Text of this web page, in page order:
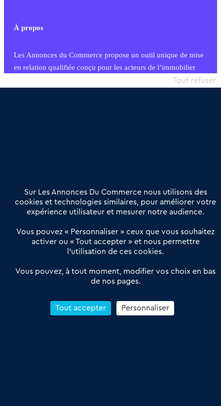
À propos
Les Annonces du Commerce propose un outil unique de mise
en relation qualifiée conçu pour les acteurs de l’immobilier
commercial et les collectivités territoriales, simple et intégrant
Offres Pro
Actualités
Qui sommes nous ?
Derniers articles
Réseau 3C : un partenaire national dédié aux transactions
Petitscommerces : Un partenariat au service du commerce de
proximité et des territoires
Reprendre un Restaurant Rapide
Sur Les Annonces Du Commerce nous utilisons des
cookies et technologies similaires, pour améliorer votre
expérience utilisateur et mesurer notre audience.
Vous pouvez « Personnaliser » ceux que vous souhaitez
activer ou « Tout accepter » et nous permettre
l’utilisation de ces cookies.
Vous pouvez, à tout moment, modifier vos choix en bas
de nos pages.
Tout accepter
Tout refuser
Personnaliser